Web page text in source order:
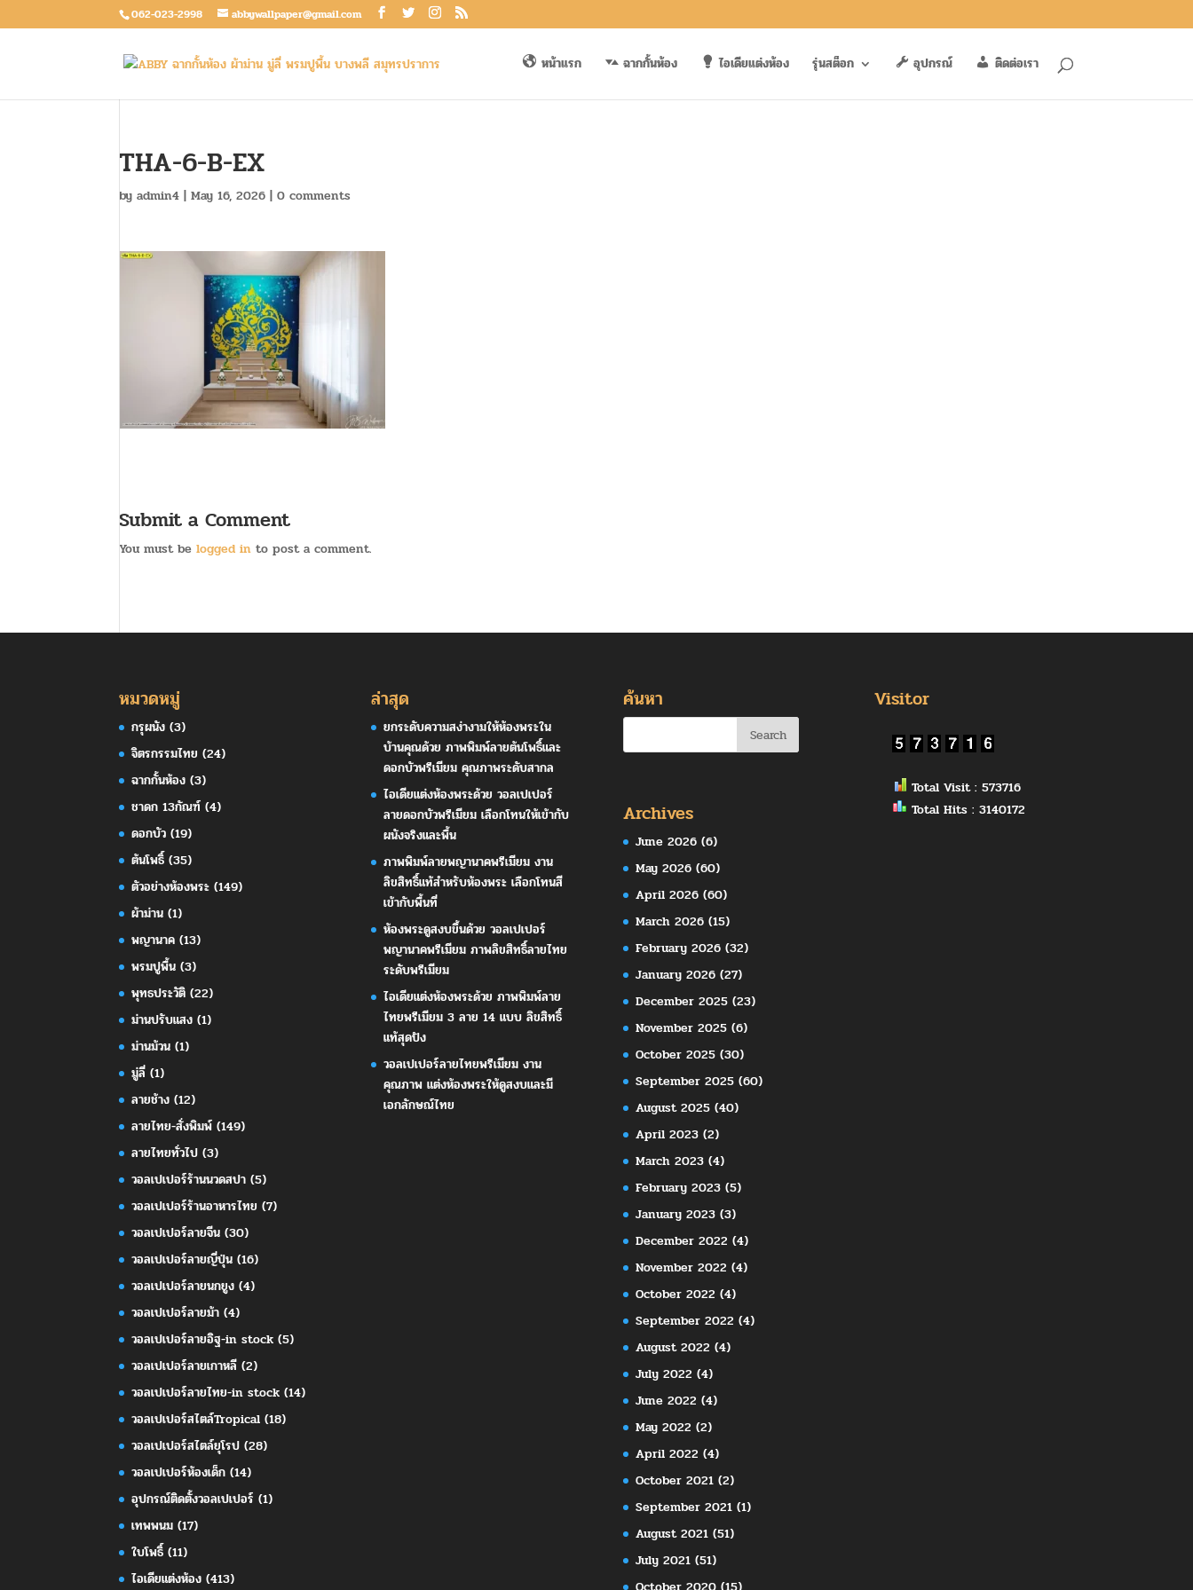
062-023-2998 abbywallpaper@gmail.com
หน้าแรก ฉากกั้นห้อง ไอเดียแต่งห้อง รุ่นสต็อก อุปกรณ์ ติดต่อเรา
THA-6-B-EX
byadmin4 |May 16, 2026 |0 comments
Submit a Comment
You must belogged in to post a comment.
หมวดหมู่
กรุผนัง (3)
จิตรกรรมไทย (24)
ฉากกั้นห้อง (3)
ชาดก 13กัณฑ์ (4)
ดอกบัว (19)
ต้นโพธิ์ (35)
ตัวอย่างห้องพระ (149)
ผ้าม่าน (1)
พญานาค (13)
พรมปูพื้น (3)
พุทธประวัติ (22)
ม่านปรับแสง (1)
ม่านม้วน (1)
มู่ลี่ (1)
ลายช้าง (12)
ลายไทย-สั่งพิมพ์ (149)
ลายไทยทั่วไป (3)
วอลเปเปอร์ร้านนวดสปา (5)
วอลเปเปอร์ร้านอาหารไทย (7)
วอลเปเปอร์ลายจีน (30)
วอลเปเปอร์ลายญี่ปุ่น (16)
วอลเปเปอร์ลายนกยูง (4)
วอลเปเปอร์ลายม้า (4)
วอลเปเปอร์ลายอิฐ-in stock (5)
วอลเปเปอร์ลายเกาหลี (2)
วอลเปเปอร์ลายไทย-in stock (14)
วอลเปเปอร์สไตล์Tropical (18)
วอลเปเปอร์สไตล์ยุโรป (28)
วอลเปเปอร์ห้องเด็ก (14)
อุปกรณ์ติดตั้งวอลเปเปอร์ (1)
เทพพนม (17)
ใบโพธิ์ (11)
ไอเดียแต่งห้อง (413)
ล่าสุด
ยกระดับความสง่างามให้ห้องพระใน
บ้านคุณด้วย ภาพพิมพ์ลายต้นโพธิ์และ
ดอกบัวพรีเมียม คุณภาพระดับสากล
ไอเดียแต่งห้องพระด้วย วอลเปเปอร์
ลายดอกบัวพรีเมียม เลือกโทนให้เข้ากับ
ผนังจริงและพื้น
ภาพพิมพ์ลายพญานาคพรีเมียม งาน
ลิขสิทธิ์แท้สำหรับห้องพระ เลือกโทนสี
เข้ากับพื้นที่
ห้องพระดูสงบขึ้นด้วย วอลเปเปอร์
พญานาคพรีเมียม ภาพลิขสิทธิ์ลายไทย
ระดับพรีเมียม
ไอเดียแต่งห้องพระด้วย ภาพพิมพ์ลาย
ไทยพรีเมียม 3 ลาย 14 แบบ ลิขสิทธิ์
แท้สุดปัง
วอลเปเปอร์ลายไทยพรีเมียม งาน
คุณภาพ แต่งห้องพระให้ดูสงบและมี
เอกลักษณ์ไทย
ค้นหา
Archives
June 2026(6)
May 2026(60)
April 2026(60)
March 2026(15)
February 2026(32)
January 2026(27)
December 2025(23)
November 2025(6)
October 2025(30)
September 2025(60)
August 2025(40)
April 2023(2)
March 2023(4)
February 2023(5)
January 2023(3)
December 2022 (4)
November 2022 (4)
October 2022 (4)
September 2022 (4)
August 2022 (4)
July 2022 (4)
June 2022 (4)
May 2022 (2)
April 2022 (4)
October 2021(2)
September 2021(1)
August 2021(51)
July 2021(51)
Visitor
Total Visit : 573716
Total Hits : 3140172